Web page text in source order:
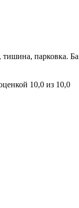
парковка.
10,0 из 10,0